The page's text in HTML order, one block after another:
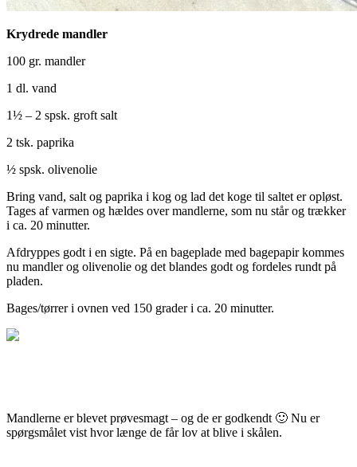
Krydrede mandler
100 gr. mandler
1 dl. vand
1½ – 2 spsk. groft salt
2 tsk. paprika
½ spsk. olivenolie
Bring vand, salt og paprika i kog og lad det koge til saltet er opløst.
Tages af varmen og hældes over mandlerne, som nu står og trækker
i ca. 20 minutter.
Afdryppes godt i en sigte. På en bageplade med bagepapir kommes
nu mandler og olivenolie og det blandes godt og fordeles rundt på
pladen.
Bages/tørrer i ovnen ved 150 grader i ca. 20 minutter.
Mandlerne er blevet prøvesmagt – og de er godkendt 🙂 Nu er
spørgsmålet vist hvor længe de får lov at blive i skålen.